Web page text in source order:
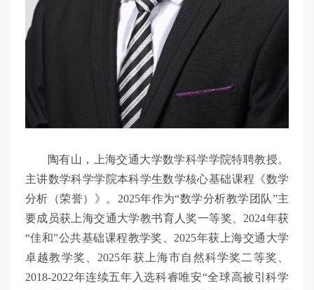
陶有山，上海交通大学数学科学学院特聘教授。
主讲数学科学学院本科学生数学核心基础课程《数学
分析（荣誉）》。2025年作为“数学分析教学团队”主
要成员获上海交通大学教书育人奖一等奖、2024年获
“佳和”公共基础课程教学奖、2025年获上海交通大学
卓越教学奖、2025年获上海市自然科学奖二等奖、
2018-2022年连续五年入选科睿唯安“全球高被引科学